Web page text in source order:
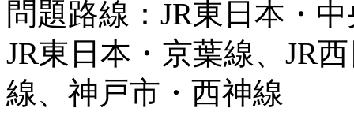
問題路線：JR東日本・
JR東日本・京葉線、JR
線、神戸市・西神線